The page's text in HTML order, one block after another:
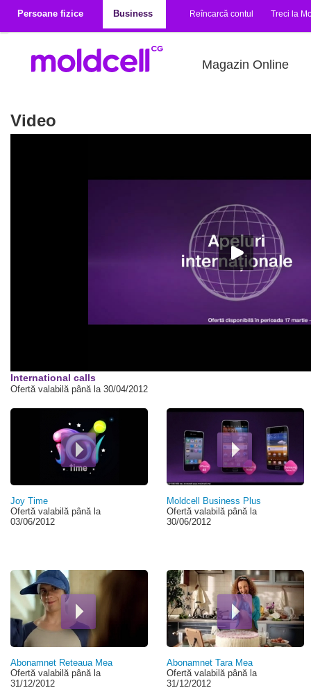
Persoane fizice
Business Reîncarcă contul Treci la
Magazin Online
Video
International calls
Ofertă valabilă până la 30/04/2012
Joy Time
Ofertă valabilă până la
03/06/2012
Moldcell Business Plus
Ofertă valabilă până la
30/06/2012
Abonamnet Reteaua Mea
Ofertă valabilă până la
31/12/2012
Abonamnet Tara Mea
Ofertă valabilă până la
31/12/2012
Pagini